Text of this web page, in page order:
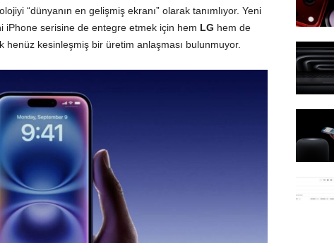
“dünyanın en gelişmiş ekranı” olarak tanımlıyor. Yeni
iPhone serisine de entegre etmek için hem LG hem de
henüz kesinleşmiş bir üretim anlaşması bulunmuyor.